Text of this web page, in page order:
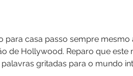
de Hollywood. Reparo que este
gritadas para o mundo